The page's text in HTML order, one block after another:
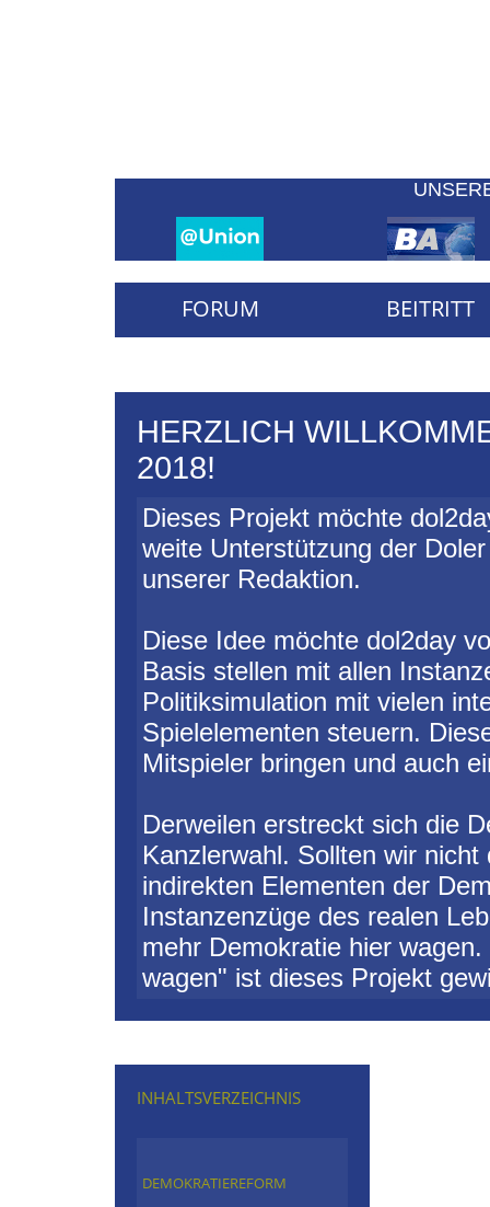
FORUM BEITRITT
HERZLICH
2018!
Dieses Projekt möchte
weite Unterstützung der
unserer Redaktion.
Diese Idee möchte dol2day
Basis stellen mit allen
Politiksimulation mit vielen
Spielelementen steuern.
Mitspieler bringen und auch
Derweilen erstreckt sich die
Kanzlerwahl. Sollten wir
indirekten Elementen der
Instanzenzüge des realen
mehr Demokratie hier
wagen" ist dieses Projekt
INHALTSVERZEICHNIS
DEMOKRATIEREFORM